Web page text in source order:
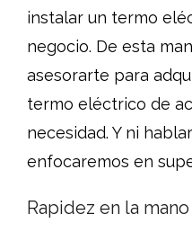
instalar un termo
negocio. De esta
asesorarte para
termo eléctrico de
necesidad. Y ni
enfocaremos en
Rapidez en la